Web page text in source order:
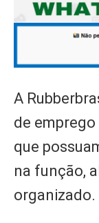
A
de
que
na função,
organizado.